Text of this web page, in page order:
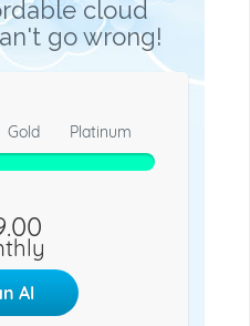
cloud
go wrong!
Gold Platinum
Al